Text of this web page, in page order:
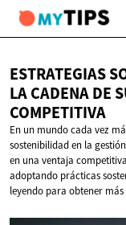
ESTRATEGIAS
LA CADENA DE
COMPETITIVA
En un mundo cada vez
sostenibilidad en la
en una ventaja
adoptando prácticas
leyendo para obtener más